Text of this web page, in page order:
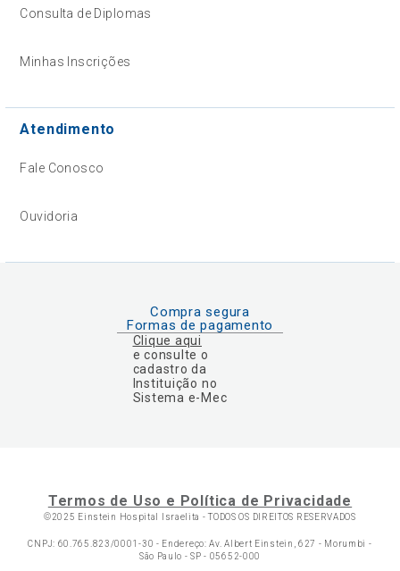
Consulta de Diplomas
Minhas Inscrições
Atendimento
Fale Conosco
Ouvidoria
Compra segura
Formas de pagamento
Clique aqui
e consulte o
cadastro da
Instituição no
Sistema e-Mec
Termos de Uso e Política de Privacidade
©2025 Einstein Hospital Israelita - TODOS OS DIREITOS RESERVADOS
CNPJ: 60.765.823/0001-30 - Endereço: Av. Albert Einstein, 627 - Morumbi -
São Paulo - SP - 05652-000